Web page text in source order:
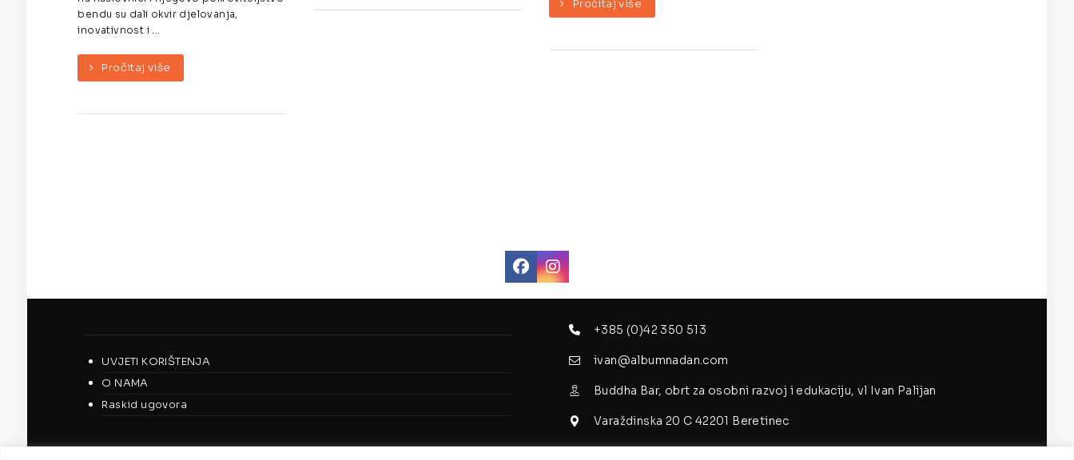
bendu su dali okvir djelovanja,
inovativnost i ...
Pročitaj više
Pročitaj više
UVJETI KORIŠTENJA
O NAMA
Raskid ugovora
+385 (0)42 350 513
ivan@albumnadan.com
Buddha Bar, obrt za osobni razvoj i edukaciju, vl Ivan Palijan
Varaždinska 20 C 42201 Beretinec